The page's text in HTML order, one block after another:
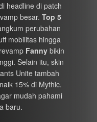
headline di patch
besar. Top 5
perubahan
mobilitas hingga
Fanny bikin
Selain itu, skin
Unite tambah
15% di Mythic.
mudah pahami
baru.